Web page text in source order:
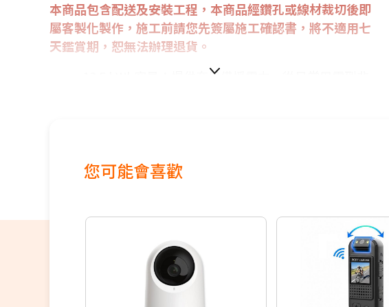
本商品包含配送及安裝工程，本商品經鑽孔或線材裁切後即
屬客製化製作，施工前請您先簽屬施工確認書，將不適用七
天鑑賞期，恕無法辦理退貨。
13.5 kWh容量：提供充足備援電力，從日常用電到非
彈性擴充：1個Gateway最多可連結10個Powerwall電
池，輕鬆升級容量。
用電效率並減少對電網依賴。
極簡美學設計：外型俐落、安裝彈性高，適合各種居家
與商用空間。
太陽能完美整合：將多餘太陽能電力儲存起來，自用優
您可能會喜歡